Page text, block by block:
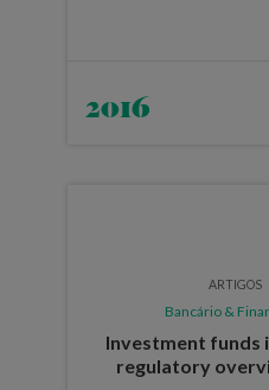
2016
ARTIGOS
Bancário &
Investment funds
regulatory